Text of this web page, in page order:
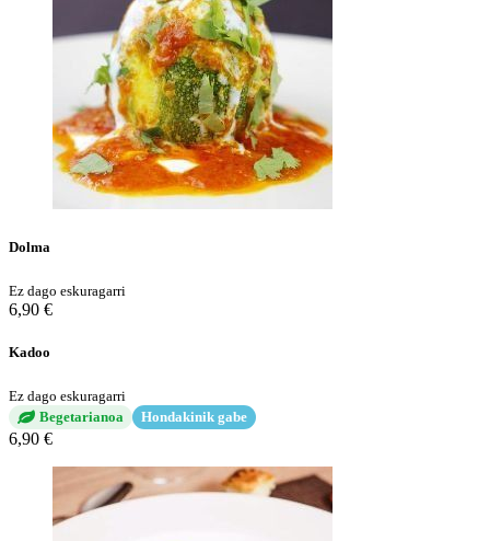
Dolma
Ez dago eskuragarri
6,90 €
Kadoo
Ez dago eskuragarri
Begetarianoa
Hondakinik gabe
6,90 €